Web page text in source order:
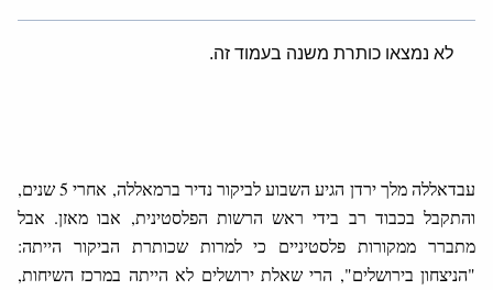
לא נמצאו כותרת משנה בעמוד זה.
עבדאללה מלך ירדן הגיע השבוע לביקור נדיר ברמאללה, אחרי 5 שנים,
והתקבל בכבוד רב בידי ראש הרשות הפלסטינית, אבו מאזן. אבל
מתברר ממקורות פלסטיניים כי למרות שכותרת הביקור הייתה:
"הניצחון בירושלים", הרי שאלת ירושלים לא הייתה במרכז השיחות,